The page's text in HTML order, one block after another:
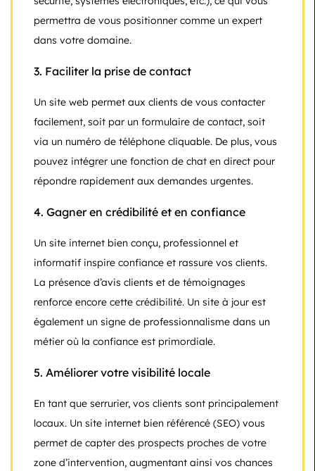
permettra de vous positionner comme un expert
dans votre domaine.
3. Faciliter la prise de contact
Un site web permet aux clients de vous contacter
facilement, soit par un formulaire de contact, soit
via un numéro de téléphone cliquable. De plus, vous
pouvez intégrer une fonction de chat en direct pour
répondre rapidement aux demandes urgentes.
4. Gagner en crédibilité et en confiance
Un site internet bien conçu, professionnel et
informatif inspire confiance et rassure vos clients.
La présence d’avis clients et de témoignages
renforce encore cette crédibilité. Un site à jour est
également un signe de professionnalisme dans un
métier où la confiance est primordiale.
5. Améliorer votre visibilité locale
En tant que serrurier, vos clients sont principalement
locaux. Un site internet bien référencé (SEO) vous
permet de capter des prospects proches de votre
zone d’intervention, augmentant ainsi vos chances